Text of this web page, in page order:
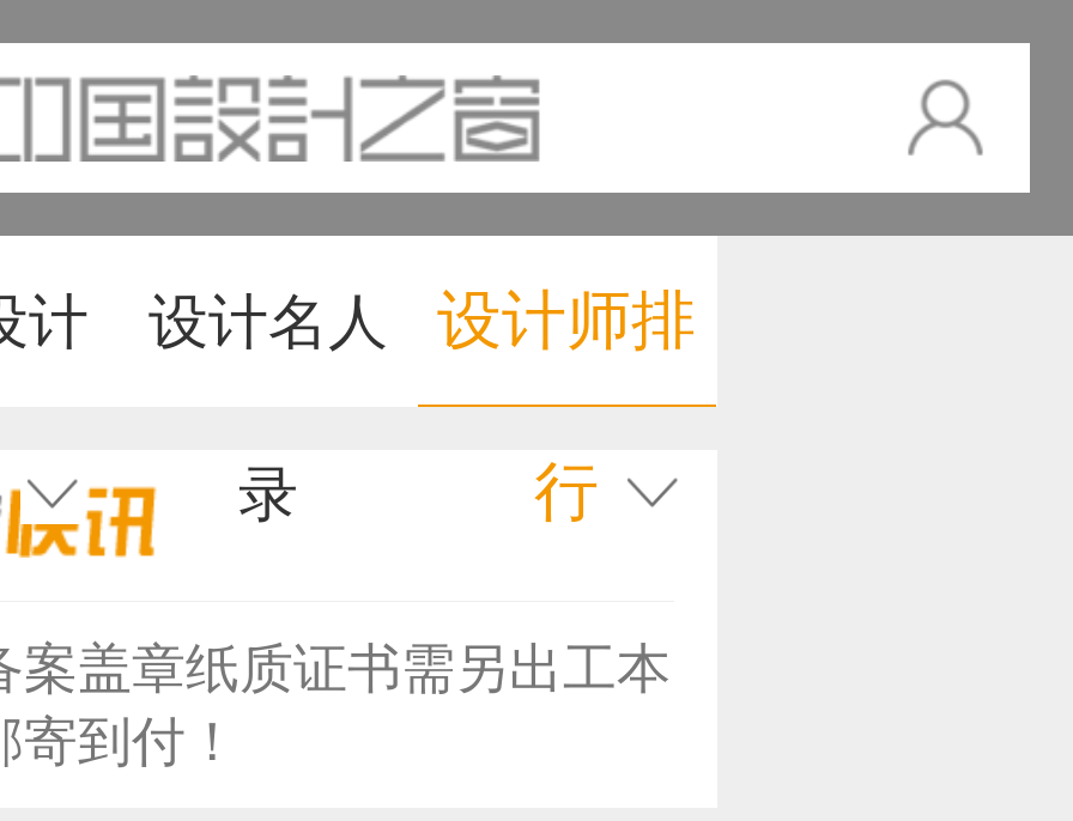
计 设计名人
录
设计师排
行
用户作品已成功备案！
案盖章纸质证书需另出工本
寄到付！